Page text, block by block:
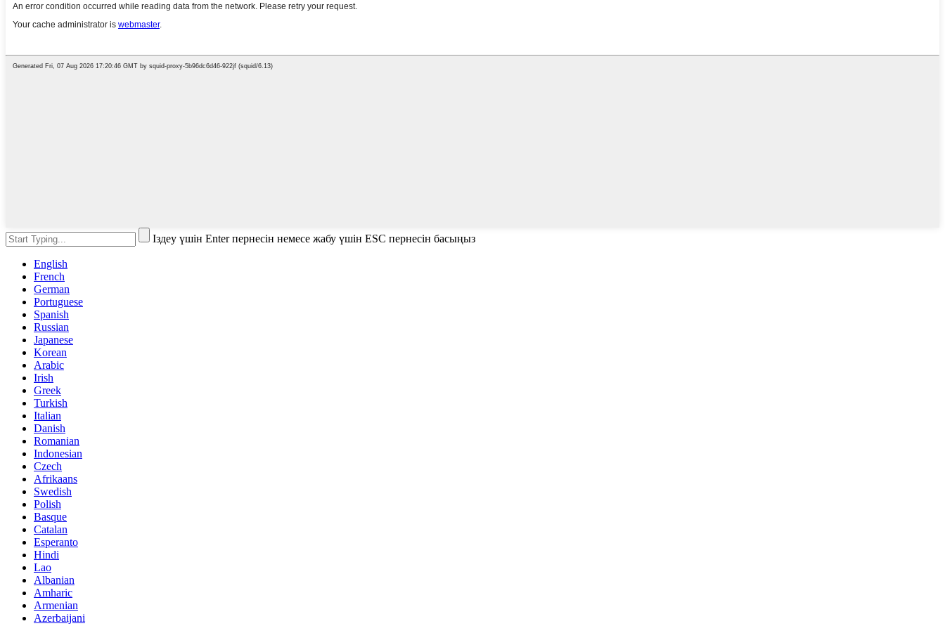
Іздеу үшін Enter пернесін немесе жабу үшін ESC пернесін басыңыз
English
French
German
Portuguese
Spanish
Russian
Japanese
Korean
Arabic
Irish
Greek
Turkish
Italian
Danish
Romanian
Indonesian
Czech
Afrikaans
Swedish
Polish
Basque
Catalan
Esperanto
Hindi
Lao
Albanian
Amharic
Armenian
Azerbaijani